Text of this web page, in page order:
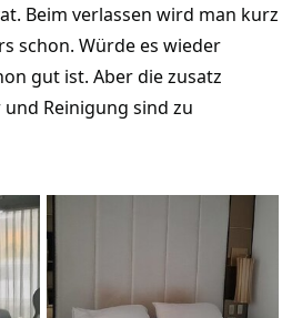
Beim verlassen wird man kurz
schon. Würde es wieder
gut ist. Aber die zusatz
Reinigung sind zu